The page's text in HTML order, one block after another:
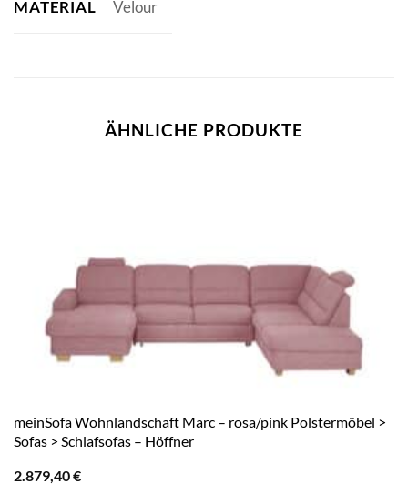
MATERIAL Velour
ÄHNLICHE PRODUKTE
meinSofa Wohnlandschaft Marc – rosa/pink Polstermöbel >
Sofas > Schlafsofas – Höffner
2.879,40€